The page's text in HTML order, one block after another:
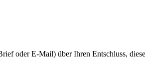
oder E-Mail) über Ihren Entschluss,